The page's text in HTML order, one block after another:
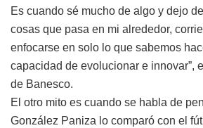
Es cuando sé mucho de algo y dejo
cosas que pasa en mi alrededor,
enfocarse en solo lo que sabemos
capacidad de evolucionar e innovar”,
de Banesco.
El otro mito es cuando se habla de
González Paniza lo comparó con el